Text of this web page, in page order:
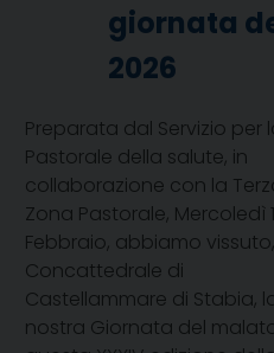
giornata
2026
Preparata dal Servizio per
Pastorale della salute, in
collaborazione con la
Zona Pastorale, Mercoledì
Febbraio, abbiamo
Concattedrale di
Castellammare di Stabia,
nostra Giornata del